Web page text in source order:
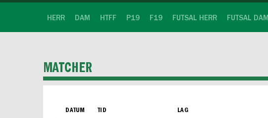
HERR DAM HTFF P19 F19 FUTSAL HERR FUTSAL DAM
MATCHER
DATUM TID LAG